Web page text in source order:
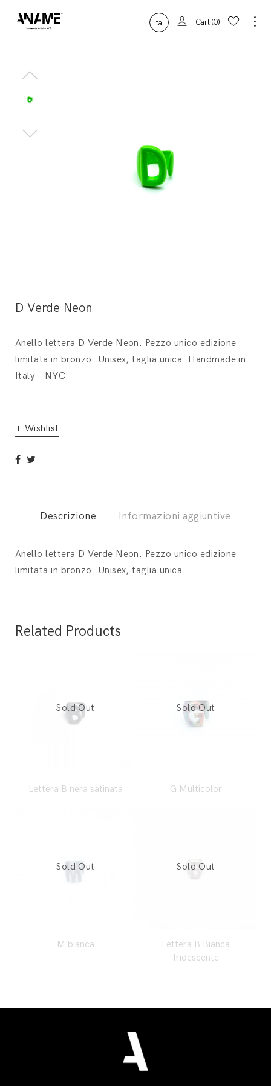
Ita Cart 0
D Verde Neon
Anello lettera D Verde Neon. Pezzo unico edizione
limitata in bronzo. Unisex, taglia unica. Handmade in
Italy – NYC
+ Wishlist
Descrizione Informazioni aggiuntive
Anello lettera D Verde Neon. Pezzo unico edizione
limitata in bronzo. Unisex, taglia unica.
Related Products
Lettera B nera satinata G Multicolor
M bianca
Lettera B Bianca
Iridescente